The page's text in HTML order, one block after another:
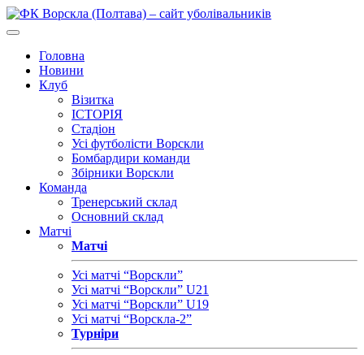
Головна
Новини
Клуб
Візитка
ІСТОРІЯ
Стадіон
Усі футболісти Ворскли
Бомбардири команди
Збірники Ворскли
Команда
Тренерський склад
Основний склад
Матчі
Матчі
Усі матчі “Ворскли”
Усі матчі “Ворскли” U21
Усі матчі “Ворскли” U19
Усі матчі “Ворскла-2”
Турніри